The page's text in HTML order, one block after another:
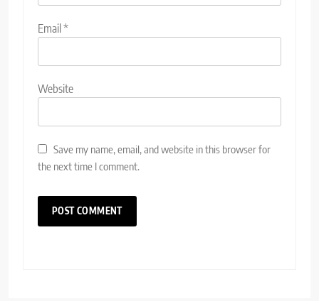
Email*
Website
Save my name, email, and website in this browser for
the next time I comment.